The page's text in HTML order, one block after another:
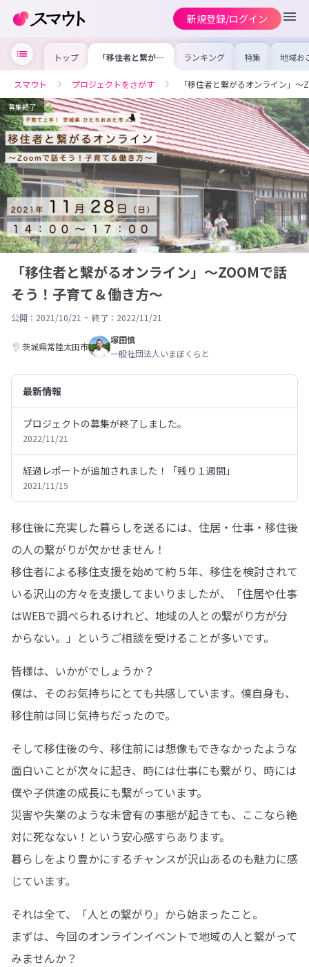
新規登録/ログイン
トップ 「移住者と繋がる
オンライン」〜
う！子育て＆働き
方〜
ランキング 特集 地域お
の求
を集め
事内容
を比較
合った
けよう
スマウト プロジェクトをさがす 「移住者と繋がるオンライン」
募集終了
「移住者と繋がるオンライン」〜ZOOMで話
そう！子育て＆働き方〜
公開：2021/10/21 ~ 終了：2022/11/21
茨城県常陸太田市
塚田慎
一般社団法人いまぼくらと
最新情報
プロジェクトの募集が終了しました。
2022/11/21
経過レポートが追加されました！「残り１週間」
2021/11/15
移住後に充実した暮らしを送るには、住居・仕事・移住後
の人の繋がりが欠かせません！
移住者による移住支援を始めて約５年、移住を検討されて
いる沢山の方々を支援してまいりましたが、「住居や仕事
はWEBで調べられるけれど、地域の人との繋がり方が分
からない。」というご相談を受けることが多いです。
皆様は、いかがでしょうか？
僕は、そのお気持ちにとても共感しています。僕自身も、
移住前は同じ気持ちだったので。
そして移住後の今、移住前には想像もできなかったような
面白いことが次々に起き、時には仕事にも繋がり、時には
僕や子供達の成長にも繋がっています。
災害や失業のような未曾有の事態が起きても、ここなら絶
対に死なない！という安心感すらあります。
暮らしをより豊かにするチャンスが沢山あるのも魅力に感
じています。
それは全て、「人との繋がり」から始まったこと。
まずは、今回のオンラインイベントで地域の人と繋がって
みませんか？